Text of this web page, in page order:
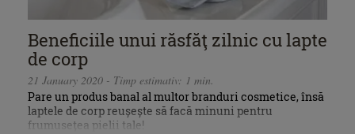
Beneficiile unui răsfăţ zilnic cu lapte
de corp
21 January 2020 - Timp estimativ: 1 min.
Pare un produs banal al multor branduri cosmetice, însă
laptele de corp reușește să facă minuni pentru
frumusețea pielii tale!